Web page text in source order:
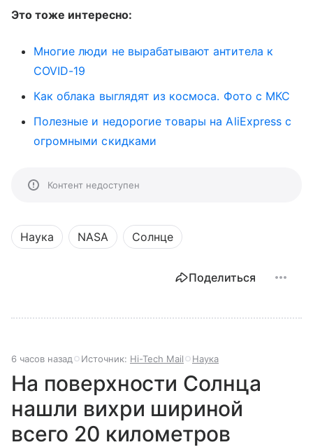
Это тоже интересно:
Многие люди не вырабатывают антитела к
COVID-19
Как облака выглядят из космоса. Фото с МКС
Полезные и недорогие товары на AliExpress с
огромными скидками
Контент недоступен
Наука NASA Солнце
Поделиться
6 часов назад Источник: Hi-Tech Mail Наука
На поверхности Солнца
нашли вихри шириной
всего 20 километров